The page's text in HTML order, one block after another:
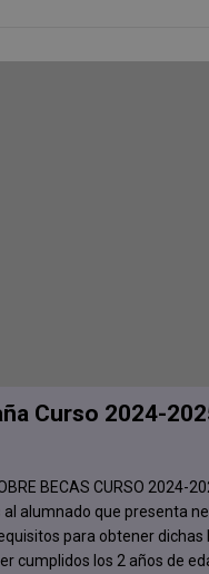
Curso 2024-
BECAS CURSO 2024-
alumnado que presenta
para obtener dichas
cumplidos los 2 años de